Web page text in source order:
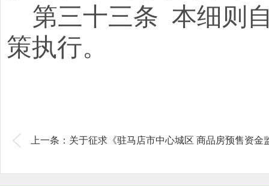
第三十三条 本细则
策执行。
上一条：关于征求《驻马店市中心城区 商品房预售资